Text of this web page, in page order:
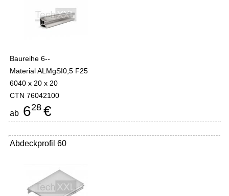
Baureihe 6--
Material ALMgSI0,5 F25
6040 x 20 x 20
CTN 76042100
ab 628 €
Abdeckprofil 60